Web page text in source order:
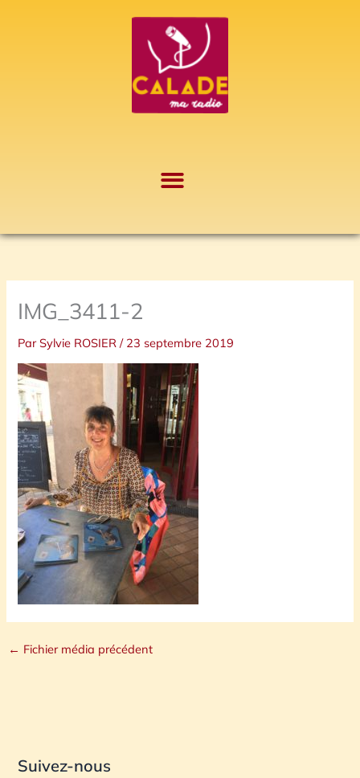
IMG_3411-2
ParSylvie ROSIER/ 23 septembre 2019
← Fichier média précédent
Suivez-nous